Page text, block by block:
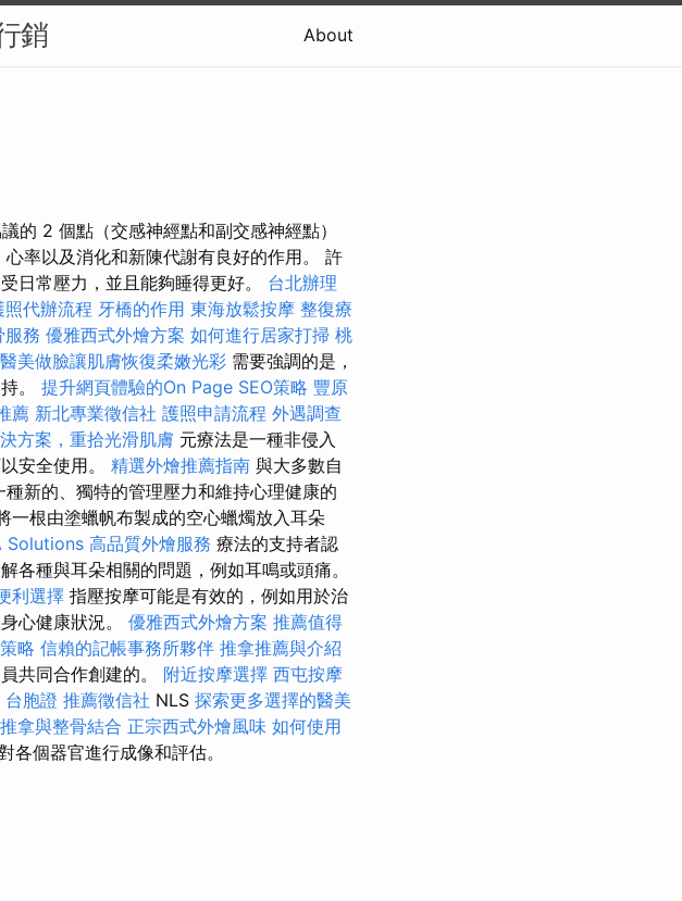
銷 About
2 個點（交感神經點和副交感神經點）
率以及消化和新陳代謝有良好的作用。 許
日常壓力，並且能夠睡得更好。 台北辦理
照代辦流程 牙橋的作用 東海放鬆按摩 整復療
服務 優雅西式外燴方案 如何進行居家打掃 桃
醫美做臉讓肌膚恢復柔嫩光彩 需要強調的是，
。 提升網頁體驗的On Page SEO策略 豐原
薦 新北專業徵信社 護照申請流程 外遇調查
方案，重拾光滑肌膚 元療法是一種非侵入
安全使用。 精選外燴推薦指南 與大多數自
新的、獨特的管理壓力和維持心理健康的
一根由塗蠟帆布製成的空心蠟燭放入耳朵
Solutions 高品質外燴服務 療法的支持者認
各種與耳朵相關的問題，例如耳鳴或頭痛。
利選擇 指壓按摩可能是有效的，例如用於治
心健康狀況。 優雅西式外燴方案 推薦值得
略 信賴的記帳事務所夥伴 推拿推薦與介紹
共同合作創建的。 附近按摩選擇 西屯按摩
台胞證 推薦徵信社 NLS 探索更多選擇的醫美
推拿與整骨結合 正宗西式外燴風味 如何使用
各個器官進行成像和評估。